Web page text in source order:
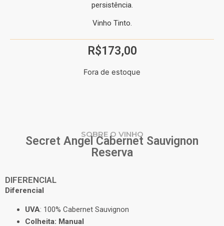
persistência.
Vinho Tinto.
R$173,00
Fora de estoque
SOBRE O VINHO
Secret Angel Cabernet Sauvignon
Reserva
DIFERENCIAL
Diferencial
UVA: 100% Cabernet Sauvignon
Colheita: Manual